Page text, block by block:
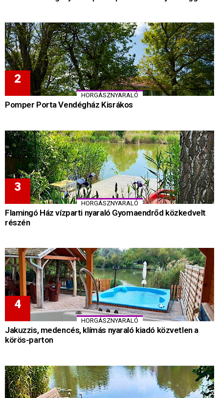
HORGÁSZNYARALÓ
Pomper Porta Vendégház Kisrákos
HORGÁSZNYARALÓ
Flamingó Ház vízparti nyaraló Gyomaendrőd közkedvelt
részén
HORGÁSZNYARALÓ
Jakuzzis, medencés, klímás nyaraló kiadó közvetlen a
körös-parton